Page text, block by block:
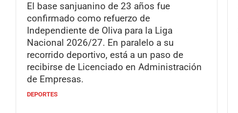
El base sanjuanino de 23 años fue
confirmado como refuerzo de
Independiente de Oliva para la Liga
Nacional 2026/27. En paralelo a su
recorrido deportivo, está a un paso de
recibirse de Licenciado en Administración
de Empresas.
DEPORTES